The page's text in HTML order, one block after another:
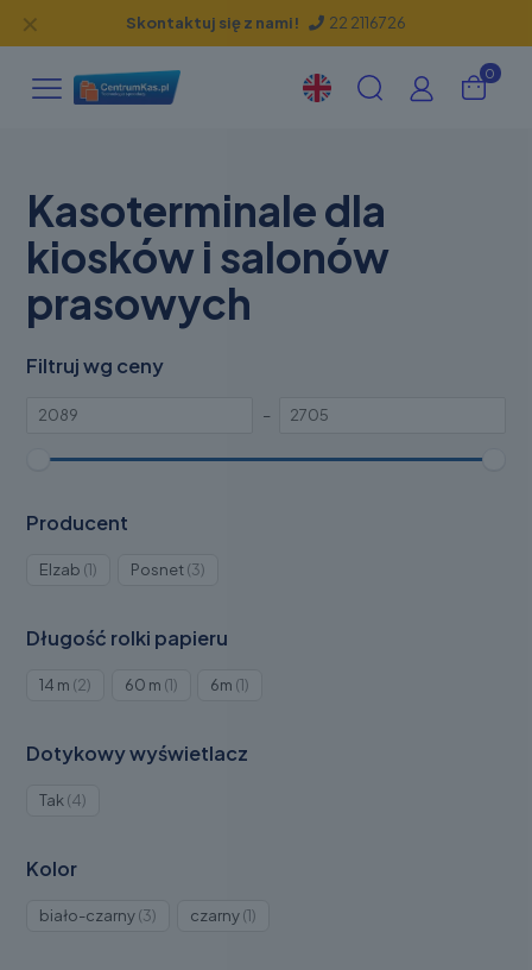
Skontaktuj się z nami! 22 2116726
✕
0
Kasoterminale dla
kiosków i salonów
prasowych
Filtruj wg ceny
–
Producent
Elzab 1ProduktPosnet 3Produkty
Długość rolki papieru
14 m 2Produkty
60 m 1Produkt
6m 1Produkt
Dotykowy wyświetlacz
Tak 4Produkty
Kolor
biało-czarny 3Produkty
czarny 1Produkt